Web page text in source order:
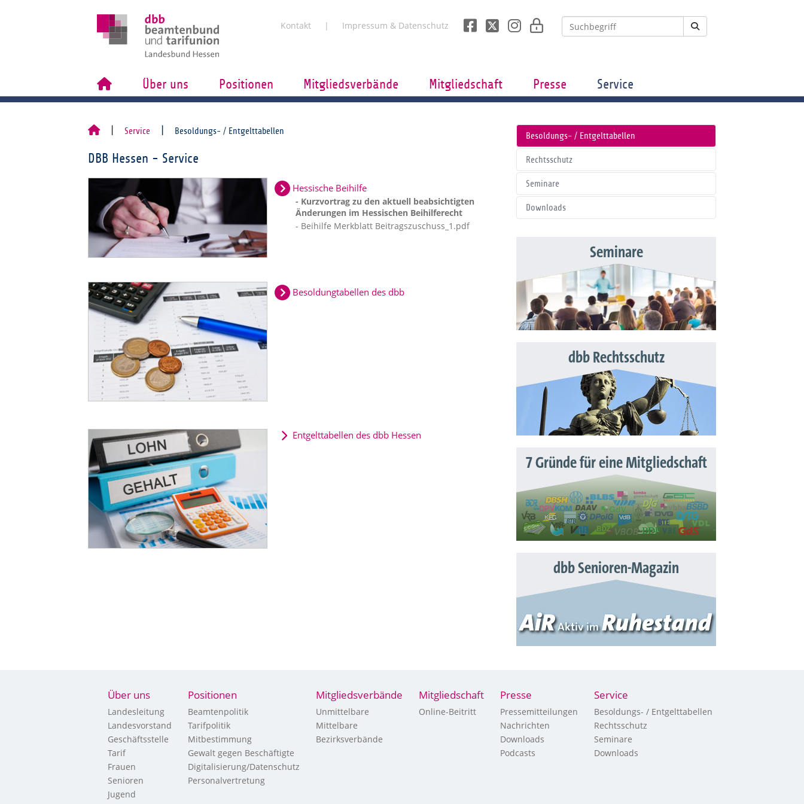
Kontakt Impressum & Datenschutz
Über uns Positionen Mitgliedsverbände Mitgliedschaft Presse Service
Service Besoldungs- / Entgelttabellen
DBB Hessen - Service
Hessische Beihilfe
- Kurzvortrag zu den aktuell beabsichtigten
Änderungen im Hessischen Beihilferecht
- Beihilfe Merkblatt Beitragszuschuss_1.pdf
Besoldungtabellen des dbb
Entgelttabellen des dbb Hessen
Besoldungs- / Entgelttabellen
Rechtsschutz
Seminare
Downloads
Seminare
dbb Rechtsschutz
7 Gründe für eine Mitgliedschaft
dbb Senioren-Magazin
Über uns
Landesleitung
Landesvorstand
Geschäftsstelle
Tarif
Frauen
Senioren
Jugend
Positionen
Beamtenpolitik
Tarifpolitik
Mitbestimmung
Gewalt gegen Beschäftigte
Digitalisierung/Datenschutz
Personalvertretung
Mitgliedsverbände
Unmittelbare
Mittelbare
Bezirksverbände
Mitgliedschaft
Online-Beitritt
Presse
Pressemitteilungen
Nachrichten
Downloads
Podcasts
Service
Besoldungs- / Entgelttabellen
Rechtsschutz
Seminare
Downloads